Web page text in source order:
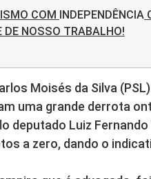
COM INDEPENDÊNCIA
DE NOSSO TRABALHO!
Moisés da Silva
uma grande derrota
deputado Luiz
a zero, dando o